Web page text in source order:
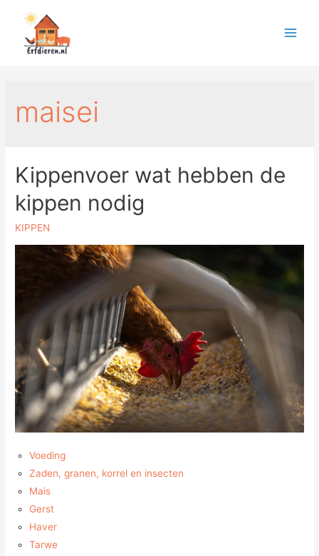
maisei
Kippenvoer wat hebben de
kippen nodig
KIPPEN
Voeding
Zaden, granen, korrel en insecten
Mais
Gerst
Haver
Tarwe